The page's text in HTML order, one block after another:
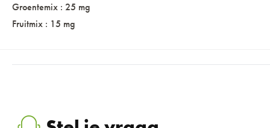
Groentemix : 25 mg
Fruitmix : 15 mg